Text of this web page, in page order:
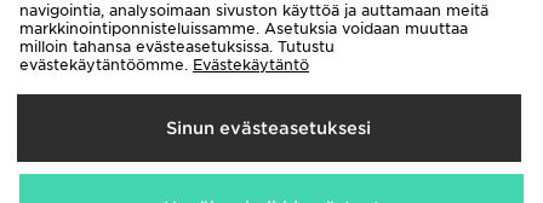
Toimitetaan
Suomi
navigointia, analysoimaan sivuston käyttöä ja auttamaan meitä
markkinointiponnisteluissamme. Asetuksia voidaan muuttaa
milloin tahansa evästeasetuksissa. Tutustu
evästekäytäntöömme. Evästekäytäntö
Sinun evästeasetuksesi